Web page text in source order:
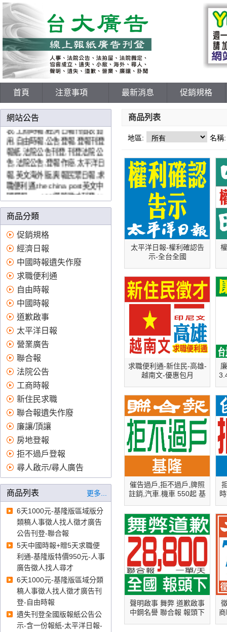
首頁 注意事項 最新消息 促銷規格
網站公告
198報紙刊登網
各報廣告價格表,登報中國時報,
聯合報,聯合晚報蘋果日報刊價
表,工商時報,經濟日報刊價表費
用,自由時報,公告登報,登報刊登
報紙,法院公告刊登,刊登法院公
告,法院公告,登報作廢,太平洋日
報,英文海外版,爽報民眾日報,求
職便利通,the china post英文中
國郵報,yes123網路徵才刊登,U
paper,價格優惠費用好各大報直
接授權報紙廣告代理商免中間
廠商抽成,價格優惠實在,值得信
賴！全國版,地方版:台北市,新北
市,桃竹苗,中彰投,高屏,登報作
廢、求職便利通、報紙廣告、
登報遺失、登報、道歉啟事、
太平洋日報、登報作廢便利商
店、登報道歉費用、登報道
歉、刊登報紙、登報徵人、便
登報作廢費用、徵人廣告、報
紙刊登、便利通求職、報紙 廣
告、拒不過戶註銷登報、支票
遺失 登報、蘋果日報廣告價目
表、股票遺失、 徵才廣告、登
報公告、求職便利通刊登、報
紙廣告收費、遺失登報、蘋果
日報 廣告、道歉啟事 範例、登
報道歉範例、蘋果日報徵才廣
告、如何登報遺失、報紙廣告
告、中國時報求職網、報紙廣
告刊登、證件遺失 登報、報紙
刊登公告、蘋果日報廣告價
格、自由時報刊登徵才、公示
送達費用、報紙刊登費、報紙
徵人、公示送達、自由時報徵
才、登廣告登報、臺北高等行
政法院登報、臺中高等行政法
院登報、高雄高等行政法院登
報、智慧財產法院登報登報、
臺灣臺北地方法院登報、臺灣
士林地方法院登報、臺灣新北
地方法院登報、臺灣桃園地方
法院登報、臺灣新竹地方法院
登報、臺灣苗栗地方法院登報
登報、臺灣臺中地方法院登
報、臺灣南投地方法院登報、
商品分類
促銷規格
經濟日報
中國時報遺失作廢
求職便利通
自由時報
中國時報
道歉啟事
太平洋日報
營業廣告
聯合報
法院公告
工商時報
新住民求職
聯合報遺失作廢
廉讓/頂讓
房地登報
拒不過戶登報
尋人啟示/尋人廣告
商品列表 更多...
6天1000元-基隆版區域版分
類稿人事徵人找人徵才廣告
公告刊登-聯合報
5天中國時報+贈5天求職便
利通-基隆版特價950元-人事
廣告徵人找人尋才
6天1000元-基隆版區域分類
稿人事徵人找人徵才廣告刊
登-自由時報
遺失刊登全國版報紙公告公
示-含一份報紙-太平洋日報-
商品列表
地區: 名稱:
太平洋日報-權利確認告
示-全台全國
求職便利通-新住民-高雄-
越南文-優惠包月
催告過戶,拒不過戶,牌照
註銷,汽車.機車 550起 基
聲明啟事 舞弊 道歉啟事
中鋼名譽 聯合報 報頭下